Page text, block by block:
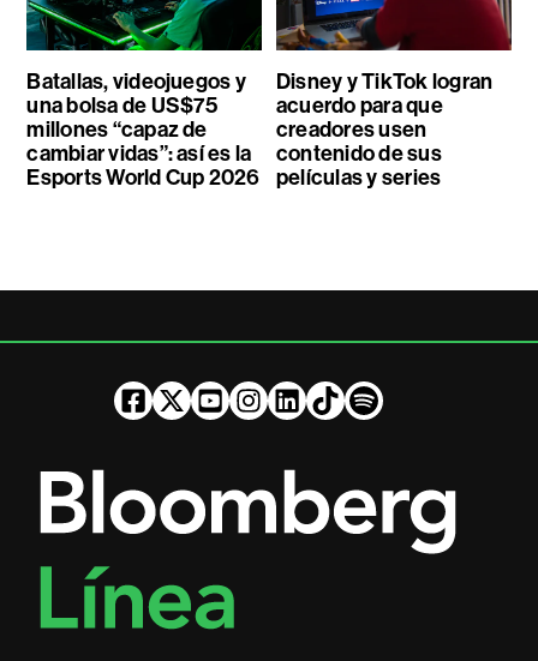
Batallas, videojuegos y
una bolsa de US$75
millones “capaz de
cambiar vidas”: así es la
Esports World Cup 2026
Disney y TikTok logran
acuerdo para que
creadores usen
contenido de sus
películas y series